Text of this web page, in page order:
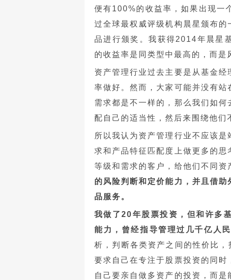
便有100%的收益率，如果出现一
过全球最权威评级机构晨星颁布
品进行颁奖。我获得2014年晨星
的收益率是同类型中最高的，而是
资产管理行业过去主要是从基金
率做好。然而，大家可能并没有
需求都是不一样的，那么我们如
配自己的适当性，然后来围绕他们
所以我认为资产管理行业不应该
求和产品特征匹配度上做更多的
等级和需求的客户，给他们不同资
的风险判断和定价能力，并且借
品服务。
我做了20年股票投资，但和许多
能力，曾经指导管理过几千亿人
析，判断各类资产之间的性价比，
要求自己在专注于股票投资的同
自己要亲自做多资产的投资，而是